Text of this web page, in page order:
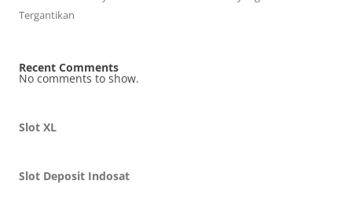
Tergantikan
Recent Comments
No comments to show.
Slot XL
Slot Deposit Indosat